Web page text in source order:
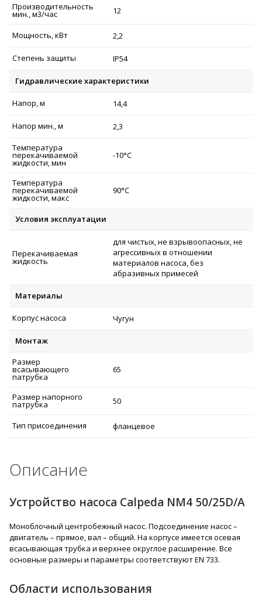
Производительность
мин., м3/час 12
Мощность, кВт 2,2
Степень защиты IP54
Гидравлические характеристики
Напор, м 14,4
Напор мин., м
2,3
Температура
перекачиваемой
жидкости, мин
-10°C
Температура
перекачиваемой
жидкости, макс
90°C
Условия эксплуатации
Перекачиваемая
жидкость
для чистых, не взрывоопасных, не
агрессивных в отношении
материалов насоса, без
абразивных примесей
Материалы
Корпус насоса Чугун
Монтаж
Размер
всасывающего
патрубка
65
Размер напорного
патрубка 50
Тип присоединения фланцевое
Описание
Устройство насоса Calpeda NM4 50/25D/A
Моноблочный центробежный насос. Подсоединение насос –
двигатель – прямое, вал – общий. На корпусе имеется осевая
всасывающая трубка и верхнее округлое расширение. Все
основные размеры и параметры соответствуют EN 733.
Области использования